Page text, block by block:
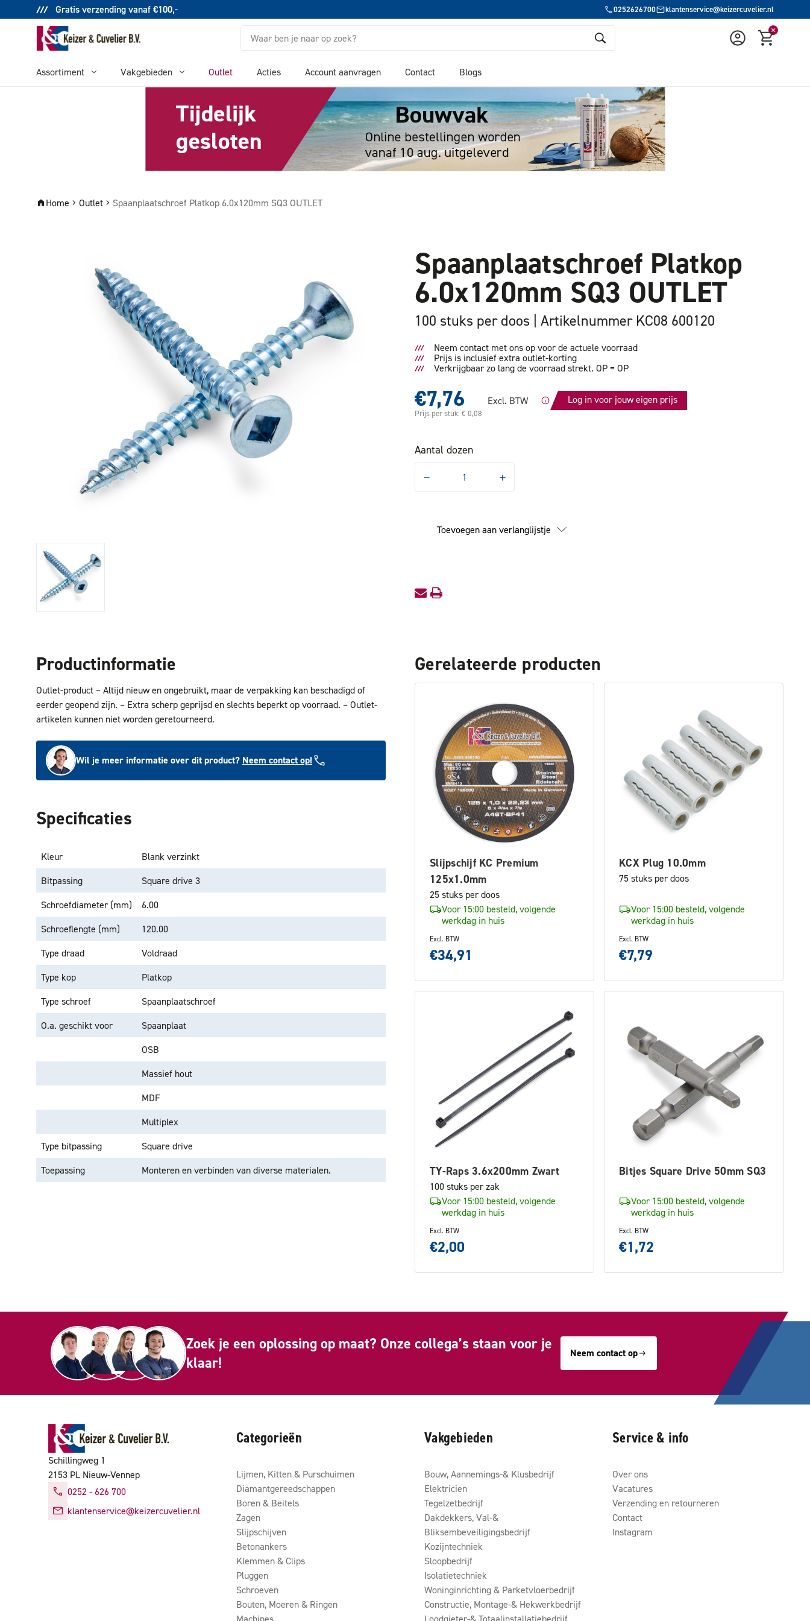
Gratis verzending vanaf €100,- 0252626700 klantenservice@keizercuvelier.nl
Zoeken
Assortiment Vakgebieden Outlet Acties Account aanvragen Contact Blogs
Home Outlet Spaanplaatschroef Platkop 6.0x120mm SQ3 OUTLET
Spaanplaatschroef Platkop
6.0x120mm SQ3 OUTLET
100 stuks per doos Artikelnummer KC08 600120
Neem contact met ons op voor de actuele voorraad
Prijs is inclusief extra outlet-korting
Verkrijgbaar zo lang de voorraad strekt. OP = OP
€7,76
Prijs per stuk: € 0,08
Excl. BTW Log in voor jouw eigen prijs
Aantal dozen
Hoeveelheid
6.0x120mm
Hoeveelheid
6.0x120mm
SQ3
Toevoegen aan verlanglijstje
Productinformatie
Outlet-product – Altijd nieuw en ongebruikt, maar de verpakking kan beschadigd of
eerder geopend zijn. – Extra scherp geprijsd en slechts beperkt op voorraad. – Outlet-
artikelen kunnen niet worden geretourneerd.
Wil je meer informatie over dit product? Neem contact op!
Specificaties
Kleur
Blank verzinkt
Bitpassing
Square drive 3
Schroefdiameter (mm)
6.00
Schroeflengte (mm)
120.00
Type draad
Voldraad
Type kop
Platkop
Type schroef
Spaanplaatschroef
O.a. geschikt voor
Spaanplaat
OSB
Massief hout
MDF
Multiplex
Type bitpassing
Square drive
Toepassing
Monteren en verbinden van diverse materialen.
Gerelateerde producten
Slijpschijf KC Premium
125x1.0mm
25 stuks per doos
Voor 15:00 besteld, volgende
werkdag in huis
Excl. BTW
€34,91
KCX Plug 10.0mm
75 stuks per doos
Voor 15:00 besteld, volgende
werkdag in huis
Excl. BTW
€7,79
TY-Raps 3.6x200mm Zwart
100 stuks per zak
Voor 15:00 besteld, volgende
werkdag in huis
Excl. BTW
€2,00
Bitjes Square Drive 50mm SQ3
Voor 15:00 besteld, volgende
werkdag in huis
Excl. BTW
€1,72
Zoek je een oplossing op maat? Onze collega’s staan voor je
klaar!
Neem contact op
Schillingweg 1
2153 PL Nieuw-Vennep
0252 - 626 700
klantenservice@keizercuvelier.nl
Categorieën
Lijmen, Kitten & Purschuimen
Diamantgereedschappen
Boren & Beitels
Zagen
Slijpschijven
Betonankers
Klemmen & Clips
Pluggen
Schroeven
Bouten, Moeren & Ringen
Machines
Vakgebieden
Bouw, Aannemings-& Klusbedrijf
Elektricien
Tegelzetbedrijf
Dakdekkers, Val-&
Bliksembeveiligingsbedrijf
Kozijntechniek
Sloopbedrijf
Isolatietechniek
Woninginrichting & Parketvloerbedrijf
Constructie, Montage-& Hekwerkbedrijf
Loodgieter-& Totaalinstallatiebedrijf
Service & info
Over ons
Vacatures
Verzending en retourneren
Contact
Instagram